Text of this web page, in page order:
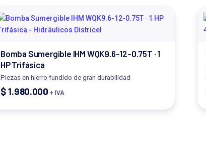
Bomba Sumergible IHM WQK9.6-12-0.75T · 1
HP Trifásica
Piezas en hierro fundido de gran durabilidad
$1.980.000 + IVA